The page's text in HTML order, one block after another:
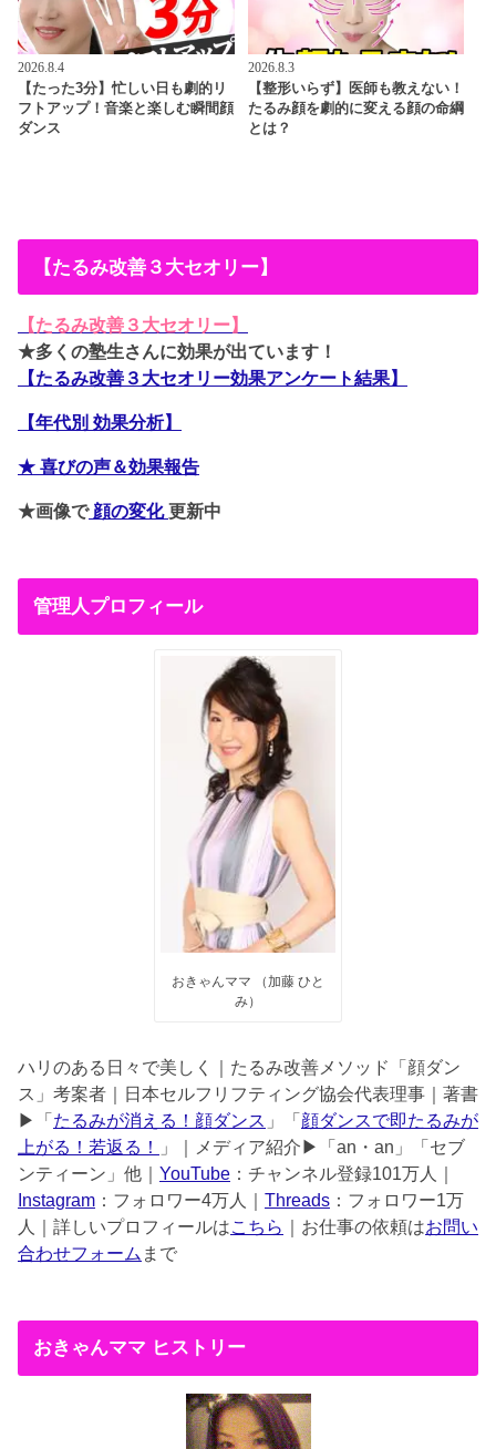
2026.8.4
【たった3分】忙しい日も劇的リ
フトアップ！音楽と楽しむ瞬間顔
ダンス
2026.8.3
【整形いらず】医師も教えない！
たるみ顔を劇的に変える顔の命綱
とは？
【たるみ改善３大セオリー】
【たるみ改善３大セオリー】
★多くの塾生さんに効果が出ています！
【たるみ改善３大セオリー効果アンケート結果】
【年代別 効果分析】
★ 喜びの声＆効果報告
★画像で顔の変化更新中
管理人プロフィール
おきゃんママ （加藤 ひと
み）
ハリのある日々で美しく｜たるみ改善メソッド「顔ダン
ス」考案者｜日本セルフリフティング協会代表理事｜著書
▶︎「 たるみが消える！顔ダンス 」「 顔ダンスで即たるみが
上がる！若返る！
」｜メディア紹介▶︎「an・an」「セブ
ンティーン」他｜ YouTube ：チャンネル登録101万人｜
Instagram ：フォロワー4万人｜ Threads ：フォロワー1万
人｜詳しいプロフィールはこちら ｜お仕事の依頼はお問い
合わせフォーム まで
おきゃんママ ヒストリー